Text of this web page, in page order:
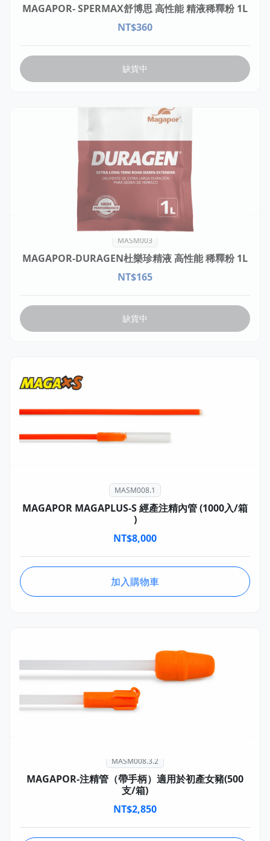
MAGAPOR- SPERMAX舒博思 高性能 精液稀釋粉 1L
NT$360
缺貨中
MASM003
MAGAPOR-DURAGEN杜樂珍精液 高性能 稀釋粉 1L
NT$165
缺貨中
MASM008.1
MAGAPOR MAGAPLUS-S 經產注精內管 (1000入/箱
)
NT$8,000
加入購物車
MASM008.3.2
MAGAPOR-注精管（帶手柄）適用於初產女豬(500
支/箱)
NT$2,850